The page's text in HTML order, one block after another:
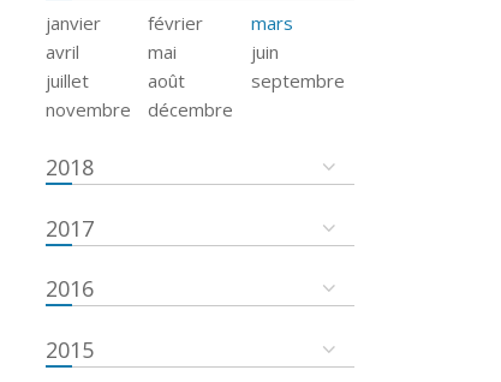
janvier février
mars
avril
mai
juin
juillet
août
septembre
novembre
décembre
2018
2017
2016
2015